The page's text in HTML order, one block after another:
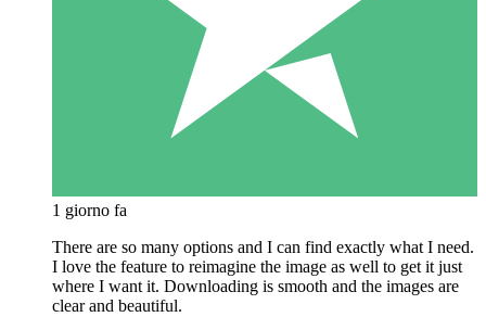
1 giorno fa
There are so many options and I can find exactly what I need.
I love the feature to reimagine the image as well to get it just
where I want it. Downloading is smooth and the images are
clear and beautiful.